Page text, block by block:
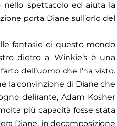
nello spettacolo ed aiuta la
porta Diane sull’orlo del
fantasie di questo mondo
dietro al Winkie’s è una
dell’uomo che l’ha visto.
la convinzione di Diane che
delirante, Adam Kosher
più capacità fosse stata
Diane, in decomposizione